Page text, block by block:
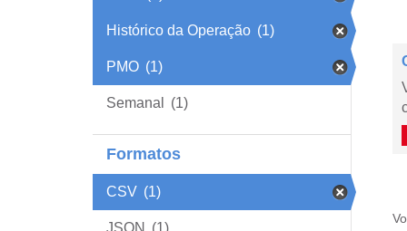
Histórico da Operação (1)
PMO (1)
Semanal (1)
Formatos
CSV (1)
JSON (1)